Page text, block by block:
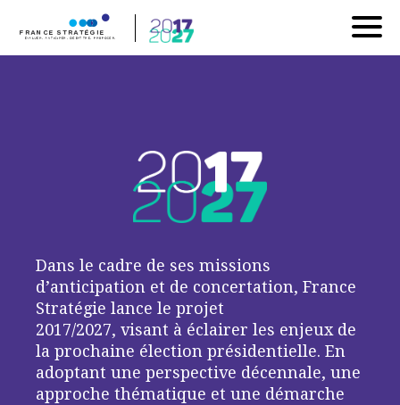
LES THÉMATIQUES 17-27
CROISSANCE ET RÉPARTITION DES REVENUS
DETTE, DÉFICIT ET DÉPENSES PUBLIQUES : QUELLES
QUELS LEVIERS POUR L'EMPLOI ?
EUROPE : SORTIR DE L'AMBIGUÏTÉ CONSTRUCTIVE?
QUELLES PRIORITÉS ÉDUCATIVES ?
CLIMAT : COMMENT AGIR MAINTENANT ?
JEUNESSE, VIEILLISSEMENT : QUELLES POLITIQUES ?
TIRER PARTI DE LA RÉVOLUTION NUMÉRIQUE
Dans le cadre de ses missions
d’anticipation et de concertation, France
Stratégie lance le projet
2017/2027, visant à éclairer les enjeux de
la prochaine élection présidentielle. En
adoptant une perspective décennale, une
approche thématique et une démarche